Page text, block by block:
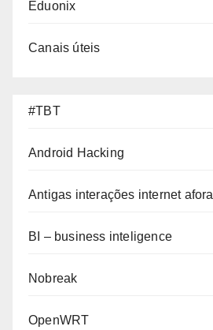
Eduonix
Canais úteis
#TBT
Android Hacking
Antigas interações internet afora
BI – business inteligence
Nobreak
OpenWRT